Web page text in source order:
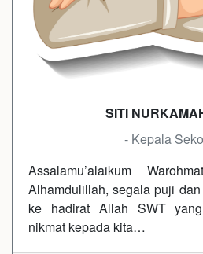
SITI
- Kepala
Assalamu’alaikum
Alhamdulillah, segala puji
ke hadirat Allah SWT
nikmat kepada kita…